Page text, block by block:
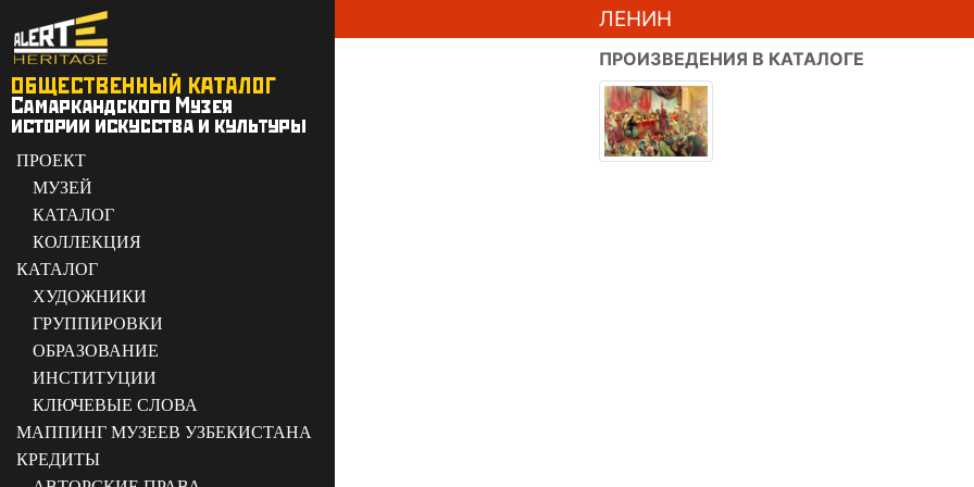
ПРОЕКТ
МУЗЕЙ
КАТАЛОГ
КОЛЛЕКЦИЯ
КАТАЛОГ
ХУДОЖНИКИ
ГРУППИРОВКИ
ОБРАЗОВАНИЕ
ИНСТИТУЦИИ
КЛЮЧЕВЫЕ СЛОВА
МАППИНГ МУЗЕЕВ УЗБЕКИСТАНА
КРЕДИТЫ
ЛЕНИН
ПРОИЗВЕДЕНИЯ В КАТАЛОГЕ